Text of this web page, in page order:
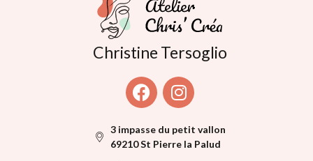
Christine Tersoglio
3 impasse du petit vallon
69210 St Pierre la Palud